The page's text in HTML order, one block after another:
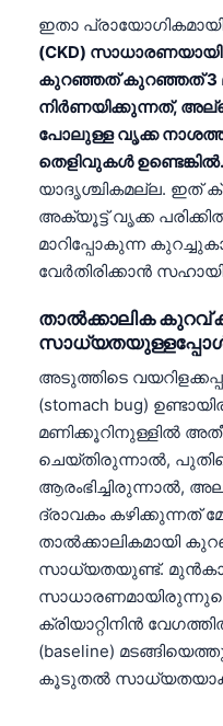
ഇതാ
(CKD)
കുറഞ്ഞത് കുറഞ്ഞത് 3
നിർണയിക്കുന്നത്,
പോലുള്ള വൃക്ക
തെളിവുകൾ ഉണ്ടെങ്കിൽ.
യാദൃശ്ചികമല്ല. ഇത്
അക്യൂട്ട് വൃക്ക
മാറിപ്പോകുന്ന
വേർതിരിക്കാൻ
താൽക്കാലിക
അടുത്തിടെ
(stomach bug)
മണിക്കൂറിനുള്ളിൽ
ചെയ്തിരുന്നാൽ,
ആരംഭിച്ചിരുന്നാൽ,
ദ്രാവകം കഴിക്കുന്നത്
താൽക്കാലികമായി
സാധ്യതയുണ്ട്.
ക്രിയാറ്റിനിൻ
(baseline)
കൂടുതൽ